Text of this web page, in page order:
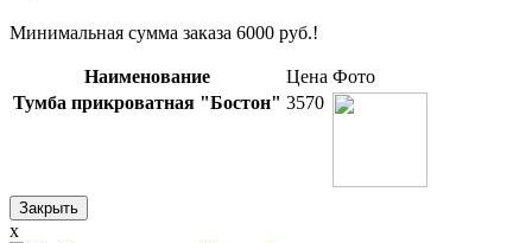
Минимальная сумма заказа 6000 руб.!
Наименование Цена Фото
Тумба прикроватная "Бостон" 3570
Закрыть
x